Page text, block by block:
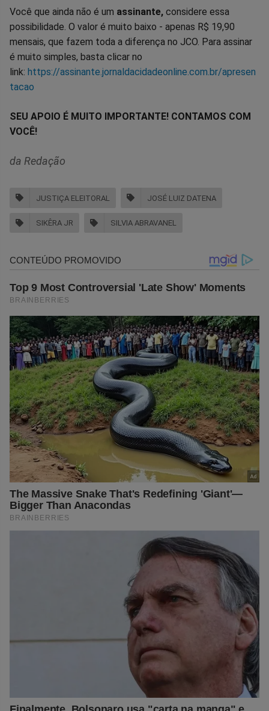
Você que ainda não é um assinante, considere essa
possibilidade. O valor é muito baixo - apenas R$ 19,90
mensais, que fazem toda a diferença no JCO. Para assinar
é muito simples, basta clicar no
link: https://assinante.jornaldacidadeonline.com.br/apresen
tacao
SEU APOIO É MUITO IMPORTANTE! CONTAMOS COM
VOCÊ!
da Redação
JUSTIÇA ELEITORAL JOSÉ LUIZ DATENA
SIKÊRA JR SILVIA ABRAVANEL